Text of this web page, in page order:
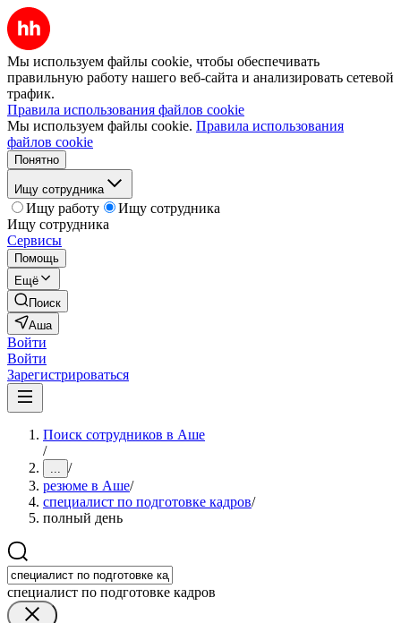
Мы используем файлы cookie, чтобы обеспечивать
правильную работу нашего веб-сайта и анализировать сетевой
трафик.
Правила использования файлов cookie
Мы используем файлы cookie. Правила использования
файлов cookie
Понятно
Ищу сотрудника
Ищу работу
Ищу сотрудника
Ищу сотрудника
Сервисы
Помощь
Ещё
Поиск
Аша
Войти
Войти
Зарегистрироваться
Поиск сотрудников в Аше
/
... /
резюме в Аше/
специалист по подготовке кадров/
полный день
специалист по подготовке кадров